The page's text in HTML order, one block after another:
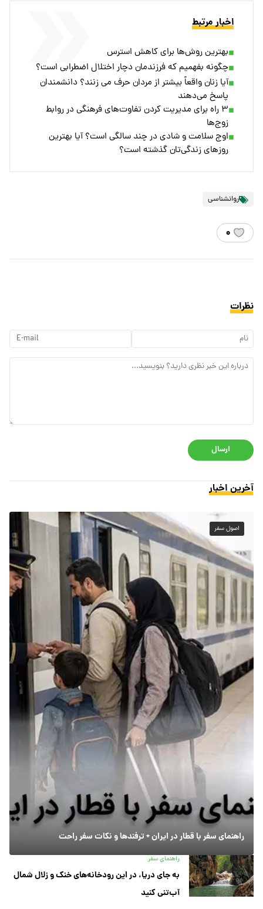
اخبار مرتبط
بهترین روش‌ها برای کاهش استرس
چگونه بفهمیم که فرزندمان دچار اختلال اضطرابی است؟
آیا زنان واقعاً بیشتر از مردان حرف می زنند؟ دانشمندان
پاسخ می‌دهند
۳ راه برای مدیریت کردن تفاوت‌های فرهنگی در روابط
زوج‌ها
اوج سلامت و شادی در چند سالگی است؟ آیا بهترین
روزهای زندگی‌تان گذشته است؟
روانشناسی
۰
نظرات
ارسال
آخرین اخبار
اصول سفر
راهنمای سفر با قطار در ایران + ترفندها و نکات سفر راحت
راهنمای سفر
به جای دریا، در این رودخانه‌های خنک و زلال شمال
آب‌تنی کنید